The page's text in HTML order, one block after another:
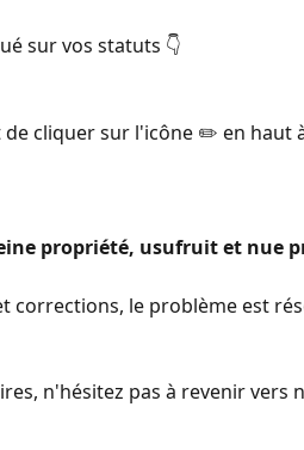
sur vos statuts 👇
cliquer sur l'icône ✏️ en haut
propriété, usufruit et nue
corrections, le problème est
n'hésitez pas à revenir vers